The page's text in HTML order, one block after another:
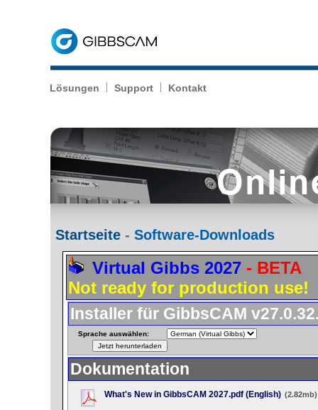
Startseite - Software-Downloads
Virtual Gibbs 2027 - BETA
Not ready for production use!
Installer für GibbsCAM
Sprache auswählen:
Dokumentation
What's New in GibbsCAM 2027.pdf (English)
Lösungen Support Kontakt